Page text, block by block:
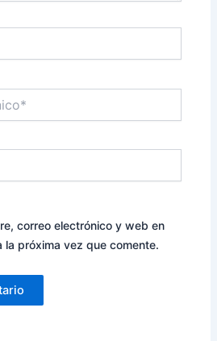
correo electrónico y web en
próxima vez que comente.